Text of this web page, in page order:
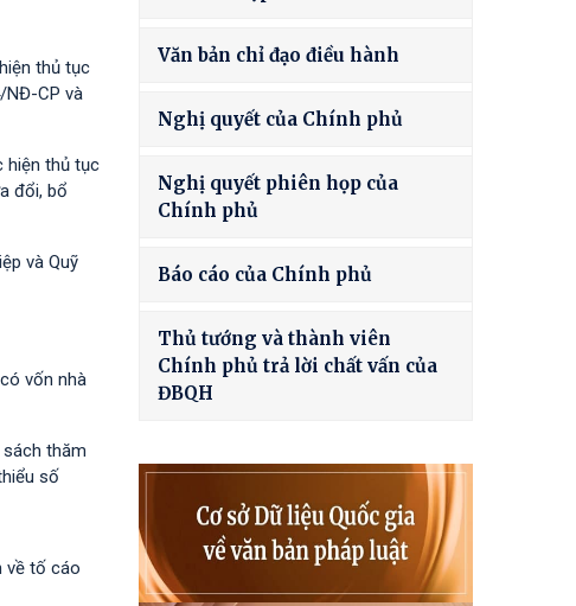
thủ tục
NĐ-CP và
hiện thủ tục
đổi, bổ
và Quỹ
vốn nhà
thăm
số
về tố cáo
Văn bản chỉ đạo điều hành
Nghị quyết của Chính phủ
Nghị quyết phiên họp của
Chính phủ
Báo cáo của Chính phủ
Thủ tướng và thành viên
Chính phủ trả lời chất vấn của
ĐBQH